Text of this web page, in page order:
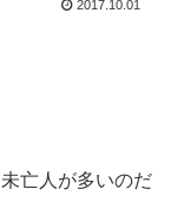
2017.10.01
亡人が多いのだ